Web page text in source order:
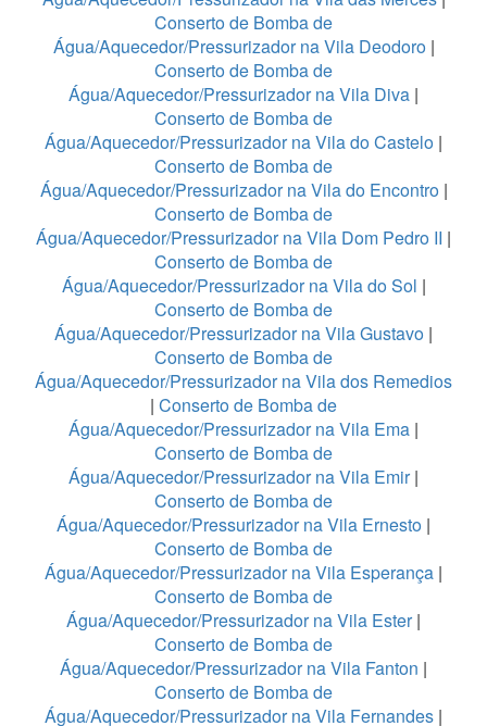
Conserto de Bomba de
Água/Aquecedor/Pressurizador na Vila Deodoro|
Conserto de Bomba de
Água/Aquecedor/Pressurizador na Vila Diva |
Conserto de Bomba de
Água/Aquecedor/Pressurizador na Vila do Castelo |
Conserto de Bomba de
Água/Aquecedor/Pressurizador na Vila do Encontro|
Conserto de Bomba de
Água/Aquecedor/Pressurizador na Vila Dom Pedro II |
Conserto de Bomba de
Água/Aquecedor/Pressurizador na Vila do Sol |
Conserto de Bomba de
Água/Aquecedor/Pressurizador na Vila Gustavo |
Conserto de Bomba de
Água/Aquecedor/Pressurizador na Vila dos Remedios
| Conserto de Bomba de
Água/Aquecedor/Pressurizador na Vila Ema |
Conserto de Bomba de
Água/Aquecedor/Pressurizador na Vila Emir|
Conserto de Bomba de
Água/Aquecedor/Pressurizador na Vila Ernesto |
Conserto de Bomba de
Água/Aquecedor/Pressurizador na Vila Esperança |
Conserto de Bomba de
Água/Aquecedor/Pressurizador na Vila Ester|
Conserto de Bomba de
Água/Aquecedor/Pressurizador na Vila Fanton |
Conserto de Bomba de
Água/Aquecedor/Pressurizador na Vila Fernandes |